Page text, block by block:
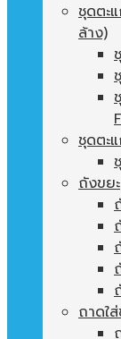
ชุดตะ
ล้าง)
ชุดตะ
ถังขยะ
ถาดใ